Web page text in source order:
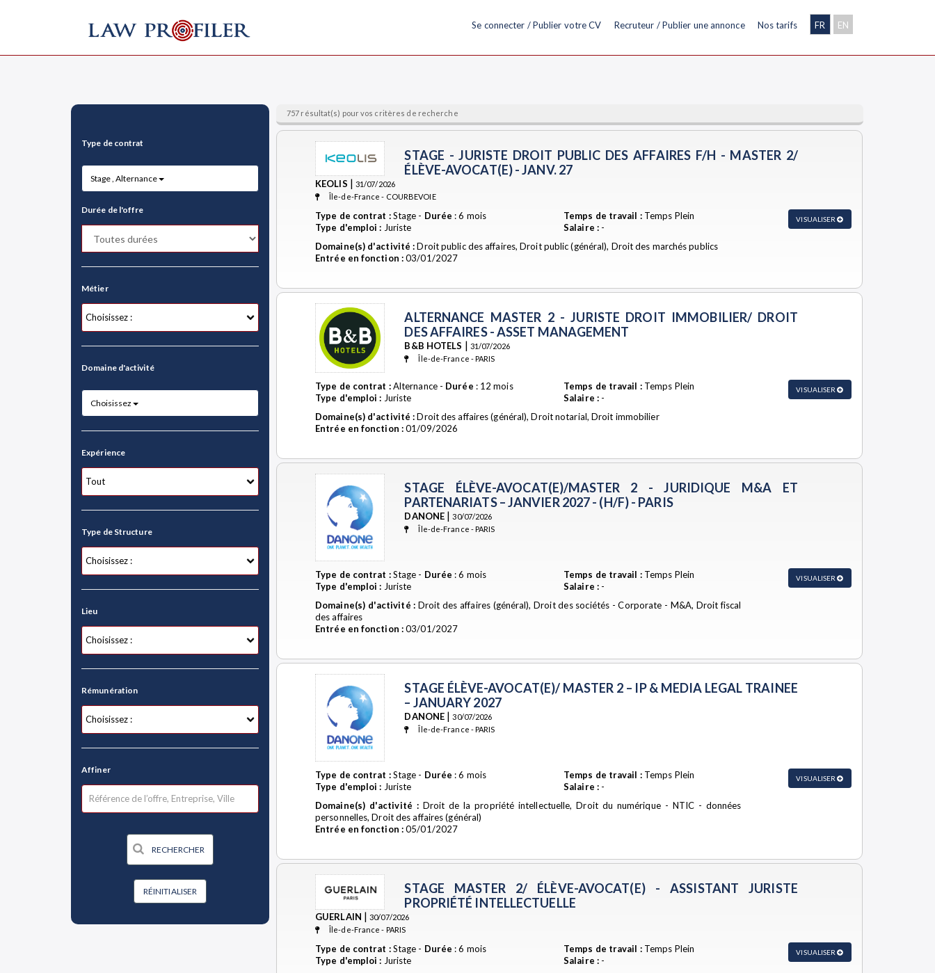
Se connecter / Publier votre CV Recruteur / Publier une annonce Nos tarifs FR EN
Type de contrat
Stage , Alternance
Durée de l'offre
Métier
Domaine d'activité
Choisissez
Expérience
Type de Structure
Lieu
Rémunération
Affiner
RÉINITIALISER
757 résultat(s) pour vos critères de recherche
STAGE - JURISTE DROIT PUBLIC DES AFFAIRES F/H - MASTER 2/
ÉLÈVE-AVOCAT(E) - JANV. 27
KEOLIS | 31/07/2026
Île-de-France - COURBEVOIE
Type de contrat :Stage - Durée : 6 mois
Type d'emploi : Juriste
Temps de travail :Temps Plein
Salaire :-
Domaine(s) d'activité :Droit public des affaires, Droit public (général), Droit des marchés publics
Entrée en fonction :03/01/2027
VISUALISER
ALTERNANCE MASTER 2 - JURISTE DROIT IMMOBILIER/ DROIT
DES AFFAIRES - ASSET MANAGEMENT
B&B HOTELS | 31/07/2026
Île-de-France - PARIS
Type de contrat :Alternance - Durée : 12 mois
Type d'emploi : Juriste
Temps de travail :Temps Plein
Salaire :-
Domaine(s) d'activité :Droit des affaires (général), Droit notarial, Droit immobilier
Entrée en fonction :01/09/2026
VISUALISER
STAGE ÉLÈVE-AVOCAT(E)/MASTER 2 - JURIDIQUE M&A ET
PARTENARIATS – JANVIER 2027 - (H/F) - PARIS
DANONE |30/07/2026
Île-de-France - PARIS
Type de contrat :Stage - Durée : 6 mois
Type d'emploi : Juriste
Temps de travail :Temps Plein
Salaire :-
Domaine(s) d'activité : Droit des affaires (général), Droit des sociétés - Corporate - M&A, Droit fiscal
des affaires
Entrée en fonction :03/01/2027
VISUALISER
STAGE ÉLÈVE-AVOCAT(E)/ MASTER 2 – IP & MEDIA LEGAL TRAINEE
– JANUARY 2027
DANONE |30/07/2026
Île-de-France - PARIS
Type de contrat :Stage - Durée : 6 mois
Type d'emploi : Juriste
Temps de travail :Temps Plein
Salaire :-
Domaine(s) d'activité :Droit de la propriété intellectuelle, Droit du numérique - NTIC - données
personnelles, Droit des affaires (général)
Entrée en fonction :05/01/2027
VISUALISER
STAGE MASTER 2/ ÉLÈVE-AVOCAT(E) - ASSISTANT JURISTE
PROPRIÉTÉ INTELLECTUELLE
GUERLAIN |30/07/2026
Île-de-France - PARIS
Type de contrat :Stage - Durée : 6 mois
Type d'emploi : Juriste
Temps de travail :Temps Plein
Salaire :-
VISUALISER